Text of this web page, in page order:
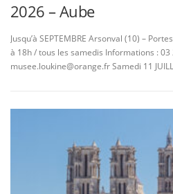
2026 – Aube
Jusqu’à SEPTEMBRE Arsonval (10) –
à 18h / tous les samedis Informations : 03
musee.loukine@orange.fr Samedi 11